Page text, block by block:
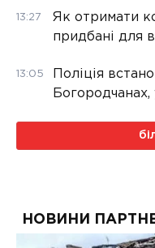
13:27
Як отримати
придбані для
13:05
Поліція
Богородчанах,